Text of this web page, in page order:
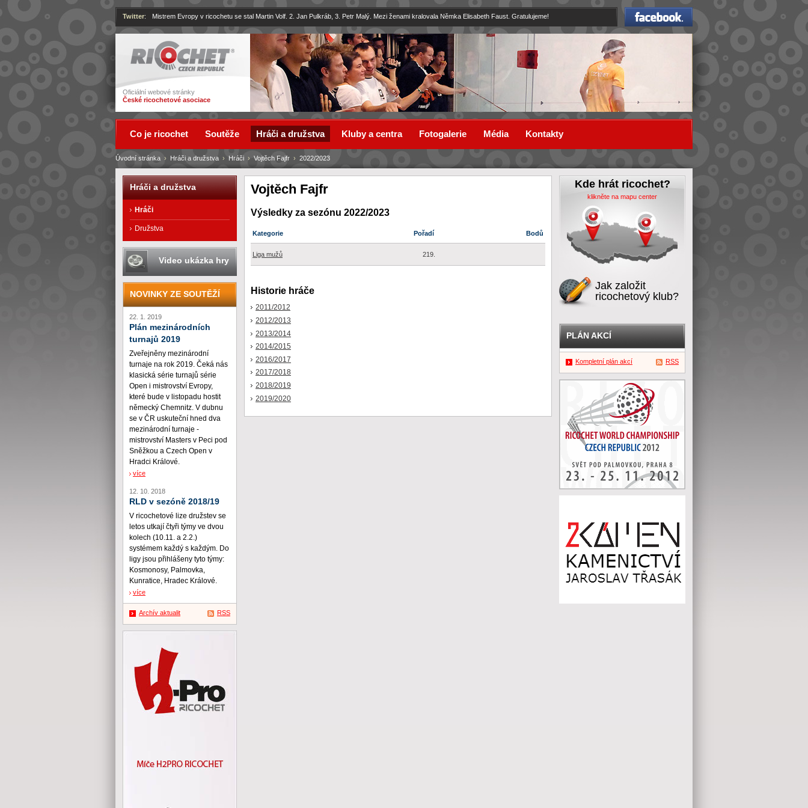
Ricochet
Oficiální webové stránky
České ricochetové asociace
Facebook
Twitter: Mistrem Evropy v ricochetu se stal Martin Volf. 2. Jan Pulkráb, 3. Petr Malý. Mezi ženami kralovala Němka Elisabeth Faust. Gratulujeme!
Vojtěch Fajfr
Výsledky za sezónu 2022/2023
Kategorie Pořadí Bodů
Liga mužů 219.
Historie hráče
2011/2012
2012/2013
2013/2014
2014/2015
2016/2017
2017/2018
2018/2019
2019/2020
Úvodní stránka › Hráči a družstva › Hráči › Vojtěch Fajfr › 2022/2023
Co je ricochet Soutěže Hráči a družstva Kluby a centra Fotogalerie Média Kontakty
Hráči a družstva
Hráči
Družstva
Video ukázka hry
NOVINKY ZE SOUTĚŽÍ
22. 1. 2019
Plán mezinárodních
turnajů 2019
Zveřejněny mezinárodní
turnaje na rok 2019. Čeká nás
klasická série turnajů série
Open i mistrovství Evropy,
které bude v listopadu hostit
německý Chemnitz. V dubnu
se v ČR uskuteční hned dva
mezinárodní turnaje -
mistrovství Masters v Peci pod
Sněžkou a Czech Open v
Hradci Králové.
více
12. 10. 2018
RLD v sezóně 2018/19
V ricochetové lize družstev se
letos utkají čtyři týmy ve dvou
kolech (10.11. a 2.2.)
systémem každý s každým. Do
ligy jsou přihlášeny tyto týmy:
Kosmonosy, Palmovka,
Kunratice, Hradec Králové.
více
Archív aktualit RSS
Kde hrát ricochet?
klikněte na mapu center
Jak založit
ricochetový klub?
PLÁN AKCÍ
Kompletní plán akcí RSS